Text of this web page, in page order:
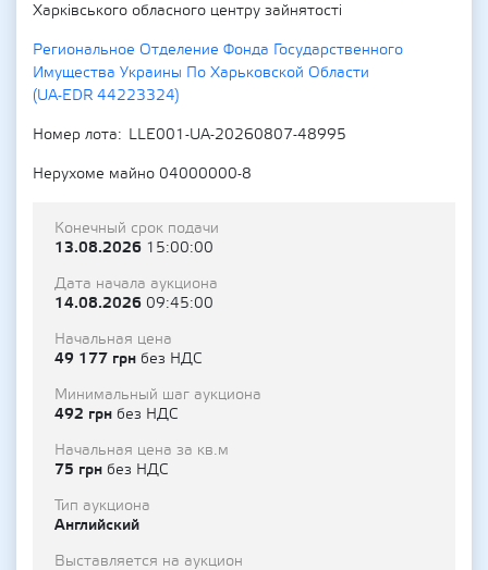
Харківського обласного центру зайнятості
Региональное Отделение Фонда Государственного
Имущества Украины По Харьковской Области
(UA-EDR 44223324)
Номер лота
LLE001-UA-20260807-48995
Нерухоме майно 04000000-8
Конечный срок подачи
13.08.2026 15:00:00
Дата начала аукциона
14.08.2026 09:45:00
Начальная цена
49 177 грн без НДС
Минимальный шаг аукциона
492 грн без НДС
Начальная цена за кв.м
75 грн без НДС
Тип аукциона
Английский
Выставляется на аукцион